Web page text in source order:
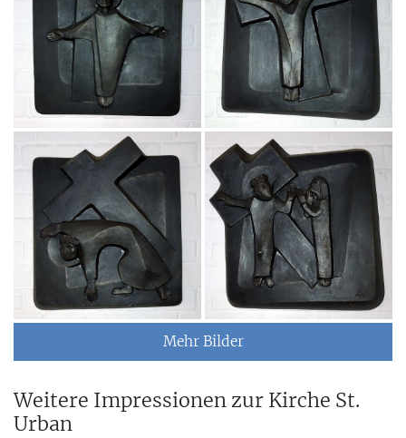
Mehr Bilder
Weitere Impressionen zur Kirche St.
Urban